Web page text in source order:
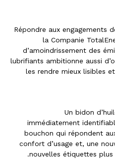
Répondre aux engagements
la Companie
d’amoindrissement des
lubrifiants ambitionne aussi
les rendre mieux lisibles
Un bidon
immédiatement
bouchon qui répondent
confort d’usage et, une
nouvelles étiquettes plus